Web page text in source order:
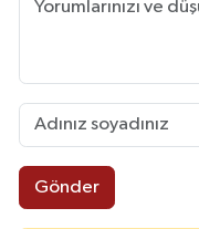
Gönder